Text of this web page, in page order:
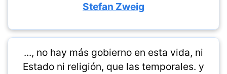
Stefan Zweig
..., no hay más gobierno en esta vida, ni
Estado ni religión, que las temporales. y